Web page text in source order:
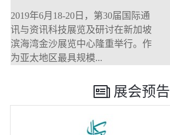
CommunicAsia 2019
2019年6月18-20日，第30届国际通
讯与资讯科技展览及研讨在新加坡
滨海湾金沙展览中心隆重举行。作
为亚太地区最具规模...
展会预告